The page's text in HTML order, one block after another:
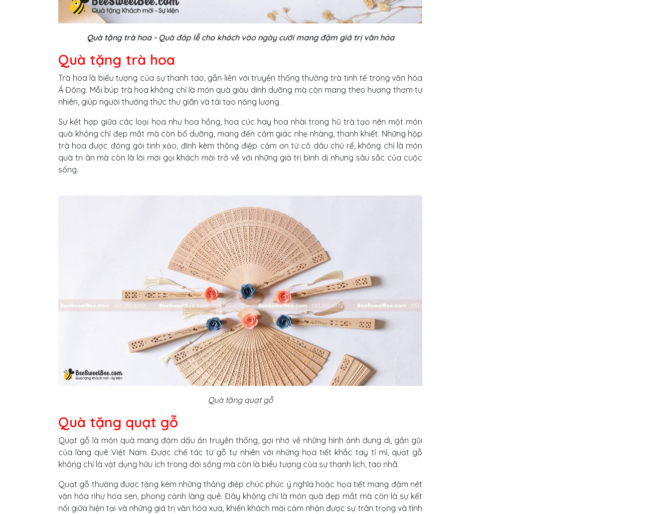
Quà tặng trà hoa - Quà đáp lễ cho khách vào ngày cướimang đậm giá trị văn hóa
Quà tặng trà hoa
Trà hoa là biểu tượng của sự thanh tao, gắn liền với truyền thống thưởng trà tinh tế trong văn hóa
Á Đông. Mỗi búp trà hoa không chỉ là món quà giàu dinh dưỡng mà còn mang theo hương thơm tự
nhiên, giúp người thưởng thức thư giãn và tái tạo năng lượng.
Sự kết hợp giữa các loại hoa như hoa hồng, hoa cúc hay hoa nhài trong hũ trà tạo nên một món
quà không chỉ đẹp mắt mà còn bổ dưỡng, mang đến cảm giác nhẹ nhàng, thanh khiết. Những hộp
trà hoa được đóng gói tinh xảo, đính kèm thông điệp cảm ơn từ cô dâu chú rể, không chỉ là món
quà tri ân mà còn là lời mời gọi khách mời trở về với những giá trị bình dị nhưng sâu sắc của cuộc
sống.
Quà tặng quạt gỗ
Quà tặng quạt gỗ
Quạt gỗ là món quà mang đậm dấu ấn truyền thống, gợi nhớ về những hình ảnh dung dị, gần gũi
của làng quê Việt Nam. Được chế tác từ gỗ tự nhiên với những họa tiết khắc tay tỉ mỉ, quạt gỗ
không chỉ là vật dụng hữu ích trong đời sống mà còn là biểu tượng của sự thanh lịch, tao nhã.
Quạt gỗ thường được tặng kèm những thông điệp chúc phúc ý nghĩa hoặc họa tiết mang đậm nét
văn hóa như hoa sen, phong cảnh làng quê. Đây không chỉ là món quà đẹp mắt mà còn là sự kết
nối giữa hiện tại và những giá trị văn hóa xưa, khiến khách mời cảm nhận được sự trân trọng và tình